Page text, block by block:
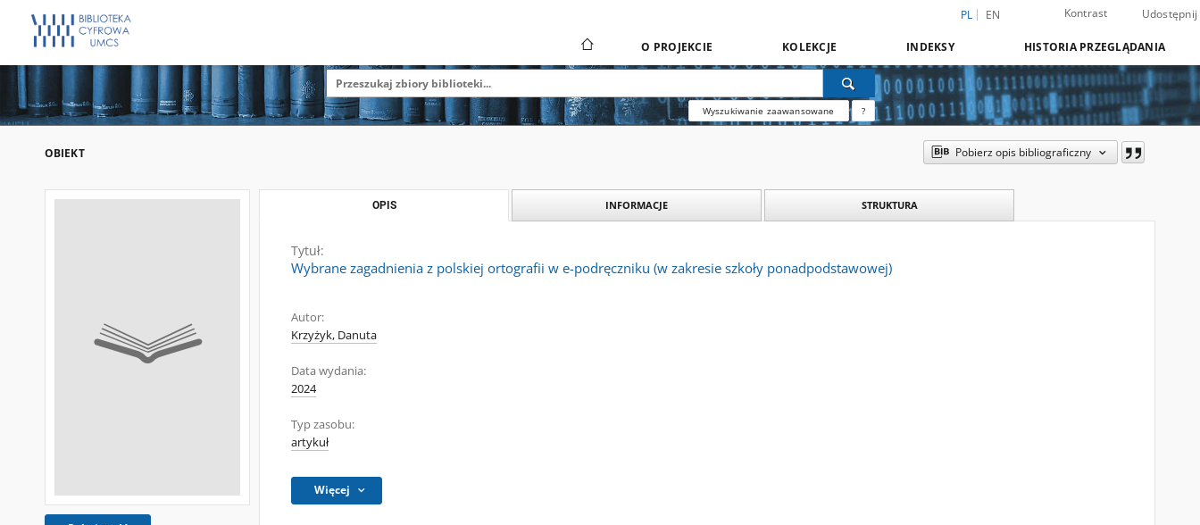
PL EN Kontrast Udostępnij
O PROJEKCIE KOLEKCJE INDEKSY HISTORIA PRZEGLĄDANIA
Wyszukiwanie zaawansowane ?
OBIEKT Pobierz opis bibliograficzny
OPIS INFORMACJE STRUKTURA
Tytuł:
Wybrane zagadnienia z polskiej ortografii w e-podręczniku (w zakresie szkoły ponadpodstawowej)
Autor:
Krzyżyk, Danuta
Data wydania:
2024
Typ zasobu:
artykuł
Więcej